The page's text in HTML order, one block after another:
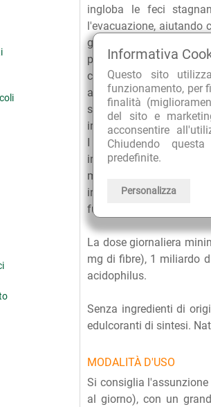
Informativa
Questo sito
funzionamento, per
finalità
del sito e
acconsentire
Chiudendo
predefinite.
Personalizza
ingloba le feci
l'evacuazione, aiutando
gelatinoso, incolore e
processo di
che ha un delicato
aumenta il volume del
stato irritativo, con
intestinale. Inglobando
I
fermenti lattici
intestinali benefici per
microflora: i più
intestinale svolge un
funzionamento del
La dose giornaliera
mg di fibre), 1 miliardo
acidophilus.
Senza ingredienti di
edulcoranti di sintesi.
MODALITÀ D'USO
Si consiglia
al giorno), con un